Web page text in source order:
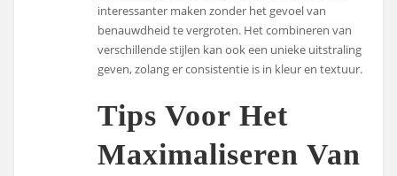
interessanter maken zonder het gevoel van
benauwdheid te vergroten. Het combineren van
verschillende stijlen kan ook een unieke uitstraling
geven, zolang er consistentie is in kleur en textuur.
Tips Voor Het
Maximaliseren Van